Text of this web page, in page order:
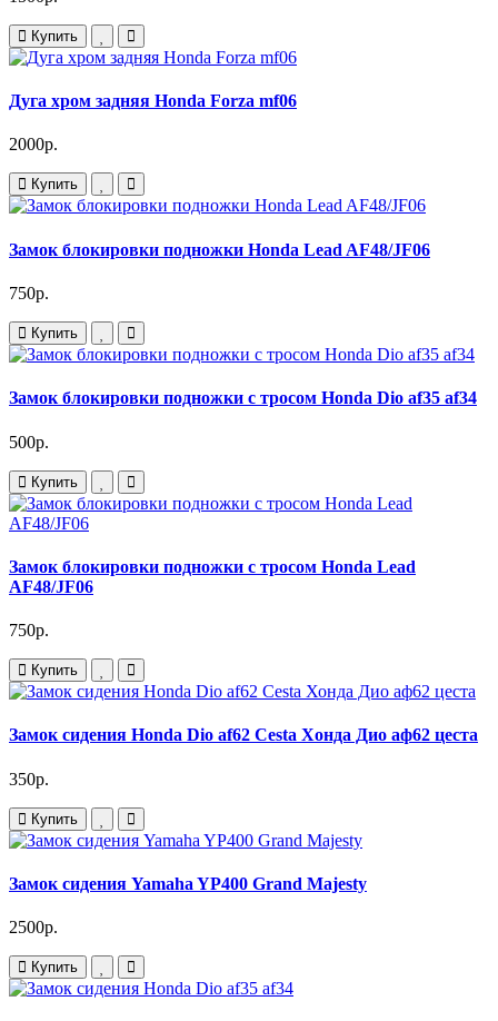
Купить
Дуга хром задняя Honda Forza mf06
2000р.
Купить
Замок блокировки подножки Honda Lead AF48/JF06
750р.
Купить
Замок блокировки подножки с тросом Honda Dio af35 af34
500р.
Купить
Замок блокировки подножки с тросом Honda Lead
AF48/JF06
750р.
Купить
Замок сидения Honda Dio af62 Cesta Хонда Дио аф62 цеста
350р.
Купить
Замок сидения Yamaha YP400 Grand Majesty
2500р.
Купить